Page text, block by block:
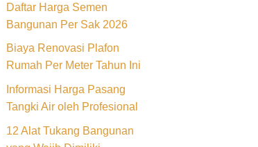
Daftar Harga Semen
Bangunan Per Sak 2026
Biaya Renovasi Plafon
Rumah Per Meter Tahun Ini
Informasi Harga Pasang
Tangki Air oleh Profesional
12 Alat Tukang Bangunan